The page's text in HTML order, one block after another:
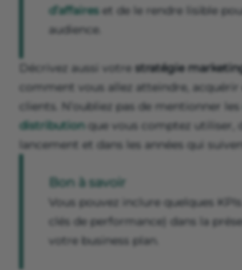
d’affaires et de le rendre lisible
audience.
Décrivez aussi votre stratégie
comment vous allez atteindre,
clients. N’oubliez pas de mentionner les
distributionque vous comptez utiliser,
lancement et dans les années qui
Bon à savoir
Vous pouvez inclure quelques
clés de performance) dans la
votre business plan.